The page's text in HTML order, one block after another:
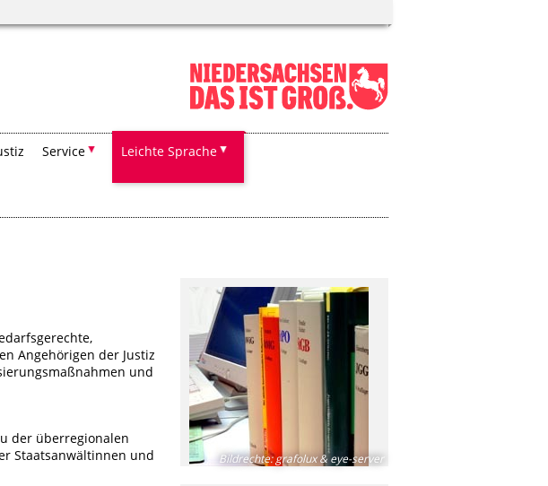
Service Leichte Sprache
Angehörigen der Justiz
und
der überregionalen
Staatsanwältinnen und
Bildrechte:grafolux & eye-server